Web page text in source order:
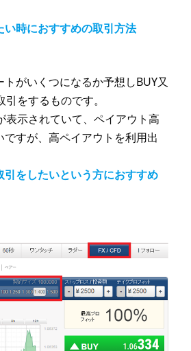
い時におすすめの取引方法
がいくつになるか予想しBUY又
をするものです。
表示されていて、ペイアウト高
すが、高ペイアウトを利用出
引をしたいという方におすすめ